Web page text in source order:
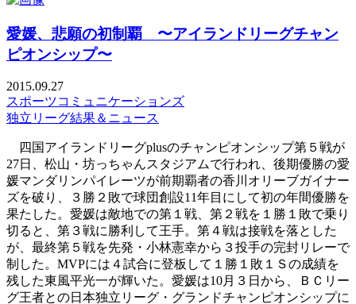
愛媛、悲願の初制覇 〜アイランドリーグチャン
ピオンシップ〜
2015.09.27
スポーツコミュニケーションズ
独立リーグ結果＆ニュース
四国アイランドリーグplusのチャンピオンシップ第５戦が
27日、松山・坊っちゃんスタジアムで行われ、後期優勝の愛
媛マンダリンパイレーツが前期覇者の香川オリーブガイナー
ズを破り、３勝２敗で球団創設11年目にして初の年間優勝を
果たした。愛媛は敵地での第１戦、第２戦を１勝１敗で乗り
切ると、第３戦に勝利して王手。第４戦は接戦を落とした
が、最終第５戦を先発・小林憲幸から３投手の完封リレーで
制した。MVPには４試合に登板して１勝１敗１Ｓの成績を
残した東風平光一が輝いた。愛媛は10月３日から、ＢＣリー
グ王者との日本独立リーグ・グランドチャンピオンシップに